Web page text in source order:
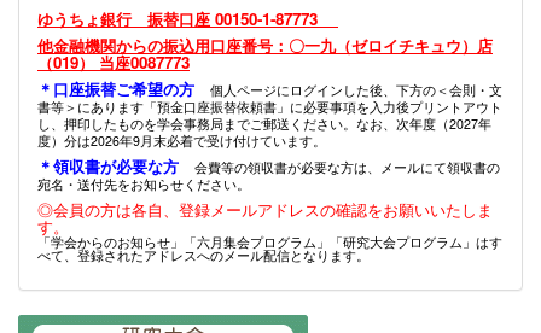
ゆうちょ銀行 振替口座 00150-1-87773
他金融機関からの振込用口座番号：〇一九（ゼロイチキュウ）店
（019） 当座0087773
＊口座振替ご希望の方
個人ページにログインした後、下方の＜会則・文
書等＞にあります「預金口座振替依頼書」に必要事項を入力後プリントアウト
し、押印したものを学会事務局までご郵送ください。なお、次年度（2027年
度）分は2026年9月末必着で受け付けています。
＊領収書が必要な方
会費等の領収書が必要な方は、メールにて領収書の
宛名・送付先をお知らせください。
◎会員の方は各自、登録メールアドレスの確認をお願いいたしま
す。
「学会からのお知らせ」「六月集会プログラム」「研究大会プログラム」はす
べて、登録されたアドレスへのメール配信となります。